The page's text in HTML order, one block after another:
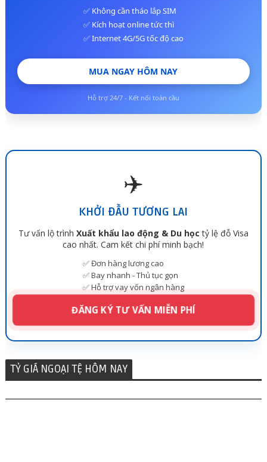
✅ Không cần tháo lắp SIM
✅ Kích hoạt online tức thì
✅ Internet 4G/5G tốc độ cao
MUA NGAY HÔM NAY
Hỗ trợ 24/7 - Kết nối toàn cầu
✈️
KHỞI ĐẦU TƯƠNG LAI
Tư vấn lộ trình Xuất khẩu lao động & Du học tỷ lệ đỗ Visa
cao nhất. Cam kết chi phí minh bạch!
✅ Đơn hàng lương cao
✅ Bay nhanh - Thủ tục gọn
✅ Hỗ trợ vay vốn ngân hàng
ĐĂNG KÝ TƯ VẤN MIỄN PHÍ
TỶ GIÁ NGOẠI TỆ HÔM NAY